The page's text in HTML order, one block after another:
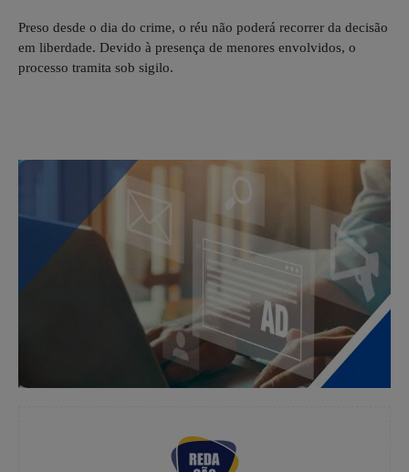
Preso desde o dia do crime, o réu não poderá recorrer da decisão
em liberdade. Devido à presença de menores envolvidos, o
processo tramita sob sigilo.